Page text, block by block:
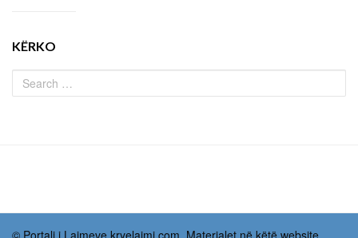
KËRKO
© Portali i Lajmeve kryelajmi.com. Materialet në këtë website,